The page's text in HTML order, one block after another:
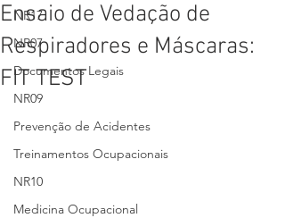
NR17
NR07
Documentos Legais
NR09
Prevenção de Acidentes
Treinamentos Ocupacionais
NR10
Medicina Ocupacional
Ensaio de Vedação de
Respiradores e Máscaras:
FIT TEST